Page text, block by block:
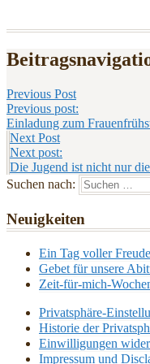
Previous Post
Previous post:
Einladung zum
Next Post
Next post:
Die Jugend ist nicht nur
Suchen nach:
Neuigkeiten
Ein Tag voller
Gebet für unsere
Zeit-für-mich-
Privatsphäre-
Historie der
Einwilligungen
Impressum und